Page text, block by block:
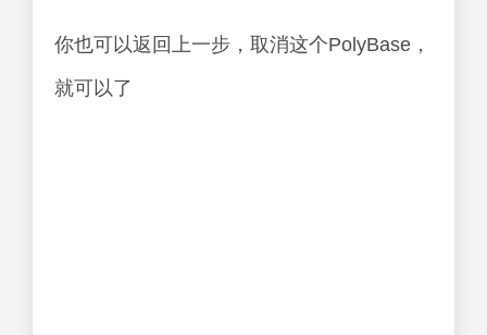
你也可以返回上一步，取消这个PolyBase，
就可以了